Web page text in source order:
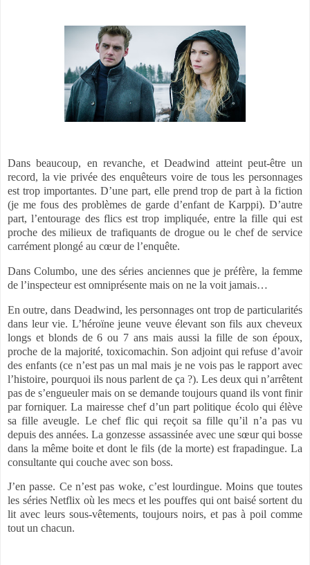
Dans beaucoup, en revanche, et Deadwind atteint peut-être un
record, la vie privée des enquêteurs voire de tous les personnages
est trop importantes. D’une part, elle prend trop de part à la fiction
(je me fous des problèmes de garde d’enfant de Karppi). D’autre
part, l’entourage des flics est trop impliquée, entre la fille qui est
proche des milieux de trafiquants de drogue ou le chef de service
carrément plongé au cœur de l’enquête.
Dans Columbo, une des séries anciennes que je préfère, la femme
de l’inspecteur est omniprésente mais on ne la voit jamais…
En outre, dans Deadwind, les personnages ont trop de particularités
dans leur vie. L’héroïne jeune veuve élevant son fils aux cheveux
longs et blonds de 6 ou 7 ans mais aussi la fille de son époux,
proche de la majorité, toxicomachin. Son adjoint qui refuse d’avoir
des enfants (ce n’est pas un mal mais je ne vois pas le rapport avec
l’histoire, pourquoi ils nous parlent de ça ?). Les deux qui n’arrêtent
pas de s’engueuler mais on se demande toujours quand ils vont finir
par forniquer. La mairesse chef d’un part politique écolo qui élève
sa fille aveugle. Le chef flic qui reçoit sa fille qu’il n’a pas vu
depuis des années. La gonzesse assassinée avec une sœur qui bosse
dans la même boite et dont le fils (de la morte) est frapadingue. La
consultante qui couche avec son boss.
J’en passe. Ce n’est pas woke, c’est lourdingue. Moins que toutes
les séries Netflix où les mecs et les pouffes qui ont baisé sortent du
lit avec leurs sous-vêtements, toujours noirs, et pas à poil comme
tout un chacun.